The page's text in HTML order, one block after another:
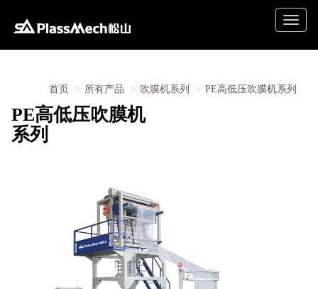
Toggle
首页 所有产品 吹膜机系列 PE高低压吹膜机系列
PE高低压吹膜机
系列